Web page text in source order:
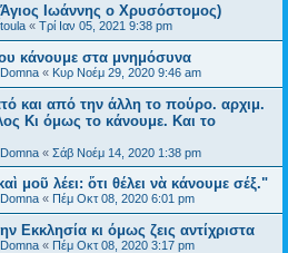
Ιωάννης ο Χρυσόστομος)
toula « Τρί Ιαν 05, 2021 9:38 pm
κάνουμε στα μνημόσυνα
Domna « Κυρ Νοέμ 29, 2020 9:46 am
και από την άλλη το πούρο. αρχιμ.
Κι όμως το κάνουμε. Και το
Domna « Σάβ Νοέμ 14, 2020 1:38 pm
μοῦ λέει: ὅτι θέλει νὰ κάνουμε σέξ."
Domna « Πέμ Οκτ 08, 2020 6:01 pm
Εκκλησία κι όμως ζεις αντίχριστα
Domna « Πέμ Οκτ 08, 2020 3:17 pm